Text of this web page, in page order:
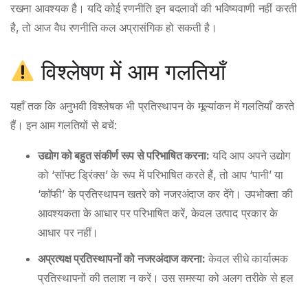
रखना आवश्यक है। यदि कोई रणनीति इन बदलावों की भविष्यवाणी नहीं करती
है, तो आज वैध रणनीति कल अप्रासंगिक हो सकती है।
विश्लेषण में आम गलतियाँ
यहाँ तक कि अनुभवी विश्लेषक भी प्रतिस्थापन के मूल्यांकन में गलतियाँ करते
हैं। इन आम गलतियों से बचें:
उद्योग को बहुत संकीर्ण रूप से परिभाषित करना: यदि आप अपने उद्योग
को ‘सॉफ्ट ड्रिंक्स’ के रूप में परिभाषित करते हैं, तो आप ‘पानी’ या
‘कॉफी’ के प्रतिस्थापन खतरे को नजरअंदाज कर देंगे। उपभोक्ता की
आवश्यकता के आधार पर परिभाषित करें, केवल उत्पाद प्रकार के
आधार पर नहीं।
अप्रत्यक्ष प्रतिस्थापनों को नजरअंदाज करना: केवल सीधे कार्यात्मक
प्रतिस्थापनों की तलाश न करें। उस समस्या को अलग तरीके से हल